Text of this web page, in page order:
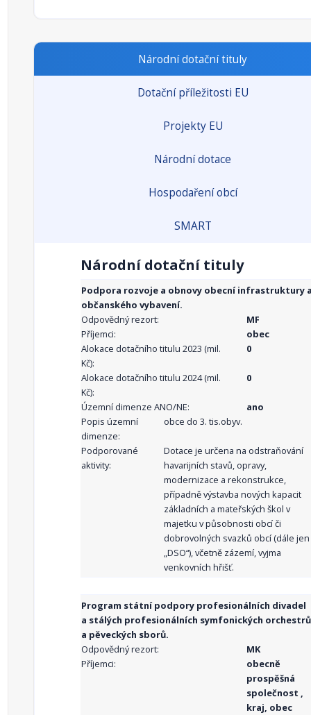
Národní dotační tituly
Dotační příležitosti EU
Projekty EU
Národní dotace
Hospodaření obcí
SMART
Národní dotační tituly
Podpora rozvoje a obnovy obecní infrastruktury
občanského vybavení.
Odpovědný rezort:
MF
Příjemci:
obec
Alokace dotačního titulu 2023 (mil.
Kč):
0
Alokace dotačního titulu 2024 (mil.
Kč):
0
Územní dimenze ANO/NE:
ano
Popis územní
dimenze:
obce do 3. tis.obyv.
Podporované
aktivity:
Dotace je určena na odstraňování
havarijních stavů, opravy,
modernizace a rekonstrukce,
případně výstavba nových kapacit
základních a mateřských škol v
majetku v působnosti obcí či
dobrovolných svazků obcí (dále jen
„DSO“), včetně zázemí, vyjma
venkovních hřišť.
Program státní podpory profesionálních divadel
a stálých profesionálních symfonických orchestrů
a pěveckých sborů.
Odpovědný rezort:
MK
Příjemci:
obecně
prospěšná
společnost ,
kraj, obec